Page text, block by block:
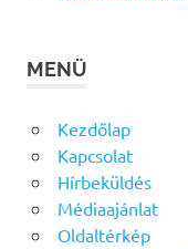
MENÜ
Kezdőlap
Kapcsolat
Hírbeküldés
Médiaajánlat
Oldaltérkép